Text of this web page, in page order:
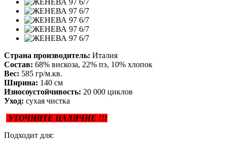
Страна производитель: Италия
Состав: 68% вискоза, 22% пэ, 10% хлопок
Вес: 585 гр/м.кв.
Ширина: 140 см
Износоустойчивость: 20 000 циклов
Уход: сухая чистка
УТОЧНИТЕ НАЛИЧИЕ !!!
Подходит для: